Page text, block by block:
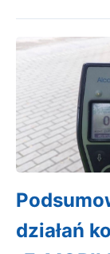
działań